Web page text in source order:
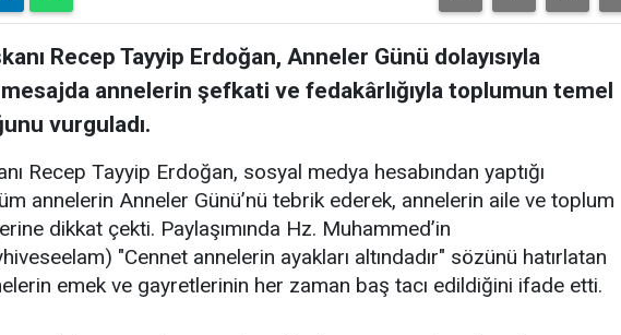
Recep Tayyip Erdoğan, Anneler Günü dolayısıyla
mesajda annelerin şefkati ve fedakârlığıyla toplumun temel
vurguladı.
Recep Tayyip Erdoğan, sosyal medya hesabından yaptığı
annelerin Anneler Günü’nü tebrik ederek, annelerin aile ve toplum
dikkat çekti. Paylaşımında Hz. Muhammed’in
"Cennet annelerin ayakları altındadır" sözünü hatırlatan
emek ve gayretlerinin her zaman baş tacı edildiğini ifade etti.